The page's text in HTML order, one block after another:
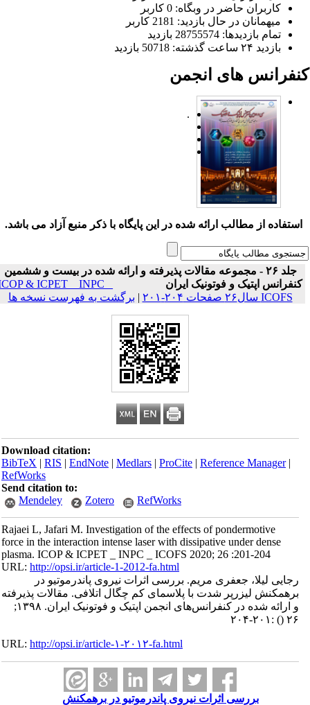
کاربران حاضر در وبگاه: 0 کاربر
میهمانان در حال بازدید: 2181 کاربر
تمام بازدید‌ها: 28755574 بازدید
بازدید ۲۴ ساعت گذشته: 50718 بازدید
های انجمن
.
استفاده از مطالب ارائه شده در این پایگاه با ذکر منبع آزاد می باشد.
جلد ۲۶ - مجموعه مقالات پذیرفته و ارائه شده در بیست و ششمین
کنفرانس اپتیک و فوتونیک ایران
ICOP & ICPET _ INPC _
ICOFS سال۲۶ صفحات ۲۰۴-۲۰۱
|برگشت به فهرست نسخه ها
Download citation:
BibTeX|RIS|EndNote|Medlars|ProCite|Reference Manager
RefWorks
Send citation to:
Mendeley
Zotero RefWorks
Rajaei L, Jafari M. Investigation of the effects of pondermotive
force in the interaction intense laser with dissipative under dense
plasma. ICOP & ICPET _ INPC _ ICOFS 2020; 26 :201-204
URL:http://opsi.ir/article-1-2012-fa.html
رجایی لیلا، جعفری مریم. بررسی اثرات نیروی پاندرموتیو در
برهمکنش لیزرپر شدت با پلاسمای کم چگال اتلافی. مقالات پذیرفته
و ارائه شده در کنفرانس‌های انجمن اپتیک و فوتونیک ایران. ۱۳۹۸;
۲۶ () :۲۰۱-۲۰۴
URL:http://opsi.ir/article-۱-۲۰۱۲-fa.html
بررسی اثرات نیروی پاندرموتیو در برهمکنش